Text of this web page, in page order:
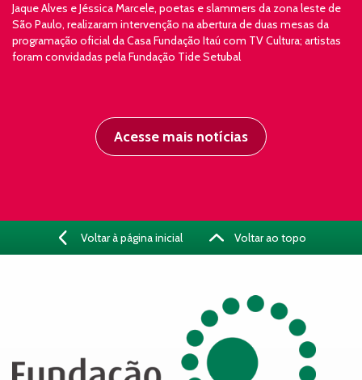
Jaque Alves e Jéssica Marcele, poetas e slammers da zona leste de
São Paulo, realizaram intervenção na abertura de duas mesas da
programação oficial da Casa Fundação Itaú com TV Cultura; artistas
foram convidadas pela Fundação Tide Setubal
Acesse mais notícias
Voltar à página inicial Voltar ao topo